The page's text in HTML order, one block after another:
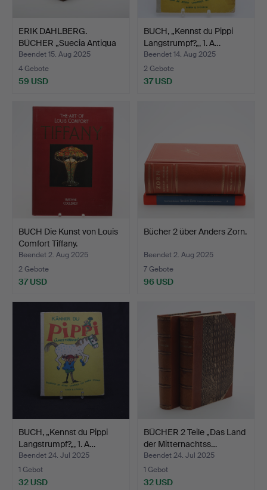
ERIK DAHLBERG.
BÜCHER „Suecia Antiqua
et H…
Beendet 15. Aug 2025
4 Gebote
59 USD
BUCH, „Kennst du Pippi
Langstrumpf?„, 1. A…
Beendet 14. Aug 2025
2 Gebote
37 USD
BUCH Die Kunst von Louis
Comfort Tiffany.
Beendet 2. Aug 2025
2 Gebote
37 USD
Bücher 2 über Anders Zorn.
Beendet 2. Aug 2025
7 Gebote
96 USD
BUCH, „Kennst du Pippi
Langstrumpf?„, 1. A…
Beendet 24. Jul 2025
1 Gebot
32 USD
BÜCHER 2 Teile „Das Land
der Mitternachtss…
Beendet 24. Jul 2025
1 Gebot
32 USD